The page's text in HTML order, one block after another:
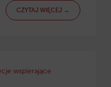
CZYTAJ WIĘCEJ →
wspierające